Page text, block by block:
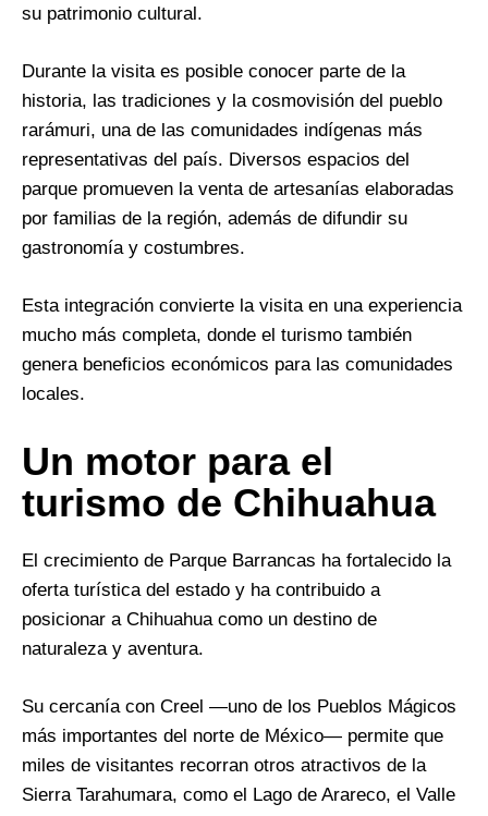
su patrimonio cultural.
Durante la visita es posible conocer parte de la
historia, las tradiciones y la cosmovisión del pueblo
rarámuri, una de las comunidades indígenas más
representativas del país. Diversos espacios del
parque promueven la venta de artesanías elaboradas
por familias de la región, además de difundir su
gastronomía y costumbres.
Esta integración convierte la visita en una experiencia
mucho más completa, donde el turismo también
genera beneficios económicos para las comunidades
locales.
Un motor para el
turismo de Chihuahua
El crecimiento de Parque Barrancas ha fortalecido la
oferta turística del estado y ha contribuido a
posicionar a Chihuahua como un destino de
naturaleza y aventura.
Su cercanía con Creel —uno de los Pueblos Mágicos
más importantes del norte de México— permite que
miles de visitantes recorran otros atractivos de la
Sierra Tarahumara, como el Lago de Arareco, el Valle